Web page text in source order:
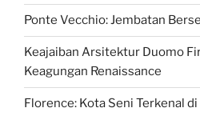
Ponte Vecchio: Jembatan
Keajaiban Arsitektur Duomo
Keagungan Renaissance
Florence: Kota Seni Terkenal